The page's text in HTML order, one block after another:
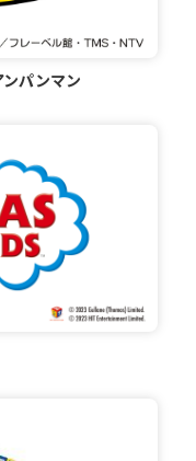
ンパンマン